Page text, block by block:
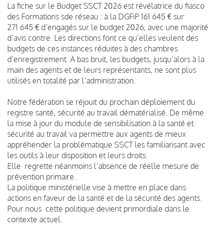
La fiche sur le Budget SSCT 2026 est révélatrice du fiasco
des Formations sde réseau : à la DGFiP 161 645 € sur
271 645 € d’engagés sur le budget 2026, avec une majorité
d’avis contre. Les directions font ce qu’elles veulent des
budgets de ces instances réduites à des chambres
d’enregistrement. A bas bruit, les budgets, jusqu’alors à la
main des agents et de leurs représentants, ne sont plus
utilisés en totalité par l’administration.
Notre fédération se réjouit du prochain déploiement du
registre santé, sécurité au travail dématérialisé. De même
la mise à jour du module de sensibilisation à la santé et
sécurité au travail va permettre aux agents de mieux
appréhender la problématique SSCT les familiarisant avec
les outils à leur disposition et leurs droits.
Elle regrette néanmoins l’absence de réelle mesure de
prévention primaire.
La politique ministérielle vise à mettre en place dans
actions en faveur de la santé et de la sécurité des agents.
Pour nous cette politique devient primordiale dans le
contexte actuel.